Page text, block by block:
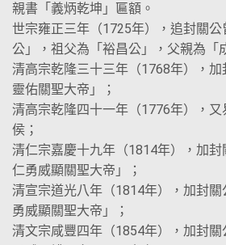
親書「義炳乾坤」匾額。
世宗雍正三年（1725年），追封關公
公」，祖父為「裕昌公」，父親為「
清高宗乾隆三十三年（1768年），
靈佑關聖大帝」；
清高宗乾隆四十一年（1776年），
侯；
清仁宗嘉慶十九年（1814年），加
仁勇威顯關聖大帝」；
清宣宗道光八年（1814年），加封
勇威顯關聖大帝」；
清文宗咸豐四年（1854年），加封